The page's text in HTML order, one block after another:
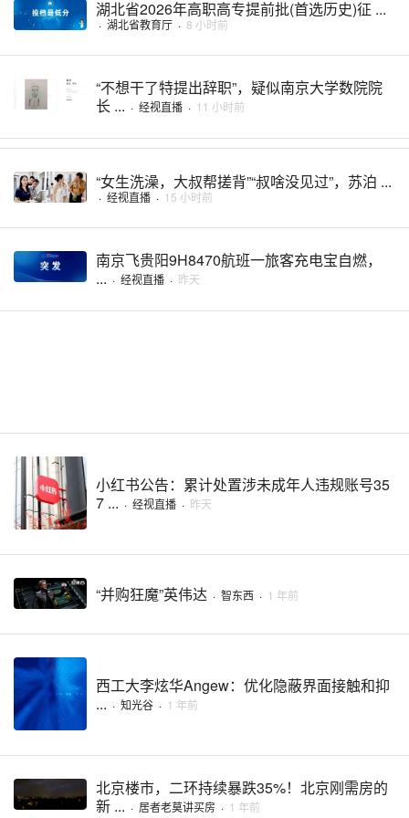
湖北省2026年高职高专提前批(首选历史)征 ...
· 湖北省教育厅 · 8 小时前
“不想干了特提出辞职”，疑似南京大学数院院
长 ... · 经视直播 · 11 小时前
“女生洗澡，大叔帮搓背”“叔啥没见过”，苏泊 ...
· 经视直播 · 15 小时前
南京飞贵阳9H8470航班一旅客充电宝自燃，
... · 经视直播 · 昨天
小红书公告：累计处置涉未成年人违规账号35
7 ... · 经视直播 · 昨天
“并购狂魔”英伟达 · 智东西 · 1 年前
西工大李炫华Angew：优化隐蔽界面接触和抑
... · 知光谷 · 1 年前
北京楼市，二环持续暴跌35%！北京刚需房的
新 ... · 居者老莫讲买房 · 1 年前